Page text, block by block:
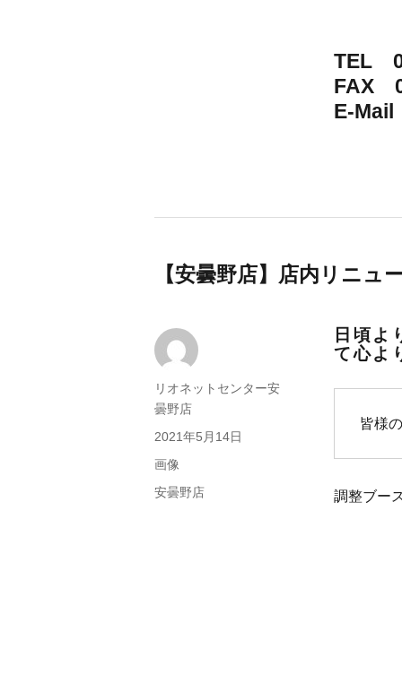
TEL
FAX
E-
【安曇野店】店内リニュ
日頃よ
て心よ
皆様
調整ブー
投
稿
者
リオネットセンター安
曇野店
投
稿
2021年5月14日
フ
ォ
画像
カ
安曇野店